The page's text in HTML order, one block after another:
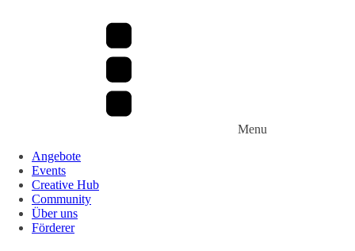
Menu
Angebote
Events
Creative Hub
Community
Über uns
Förderer